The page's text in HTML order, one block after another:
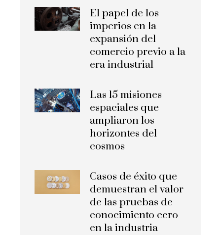
El papel de los
imperios en la
expansión del
comercio previo a la
era industrial
Las 15 misiones
espaciales que
ampliaron los
horizontes del
cosmos
Casos de éxito que
demuestran el valor
de las pruebas de
conocimiento cero
en la industria